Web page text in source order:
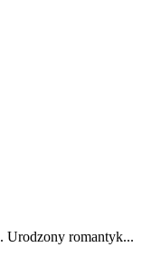
Urodzony romantyk...